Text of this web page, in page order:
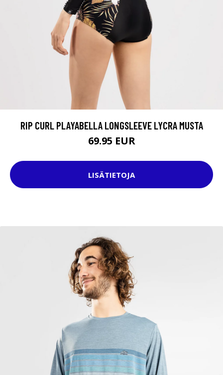
RIP CURL PLAYABELLA LONGSLEEVE LYCRA MUSTA
69.95 EUR
LISÄTIETOJA